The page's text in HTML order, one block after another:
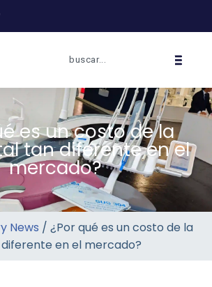
es un costo de la
tan diferente en el
mercado?
News / ¿Por qué es un costo de la
en el mercado?